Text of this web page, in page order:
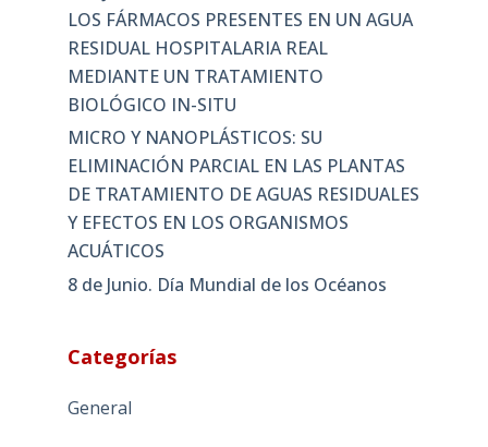
LOS FÁRMACOS PRESENTES EN UN AGUA
RESIDUAL HOSPITALARIA REAL
MEDIANTE UN TRATAMIENTO
BIOLÓGICO IN-SITU
MICRO Y NANOPLÁSTICOS: SU
ELIMINACIÓN PARCIAL EN LAS PLANTAS
DE TRATAMIENTO DE AGUAS RESIDUALES
Y EFECTOS EN LOS ORGANISMOS
ACUÁTICOS
8 de Junio. Día Mundial de los Océanos
Categorías
General